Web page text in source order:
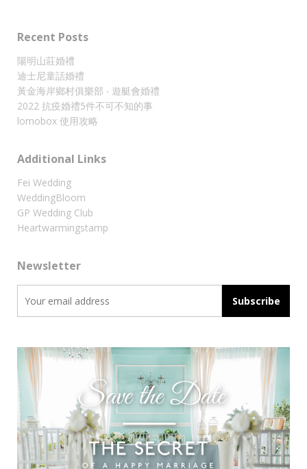
Recent Posts
陽明山莊婚禮
迪士尼童話婚禮
黃金海岸鄉村俱樂部 ‧ 遊艇會婚禮
2022 抗疫婚禮5件不可不知的事
lomobox 使用攻略
Additional Links
Fei Wedding
WeddingBloom
GP Wedding Club
Heartwarmingstamp
Newsletter